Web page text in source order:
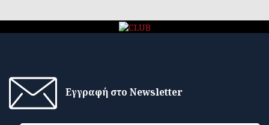
Εγγραφή στο Newsletter